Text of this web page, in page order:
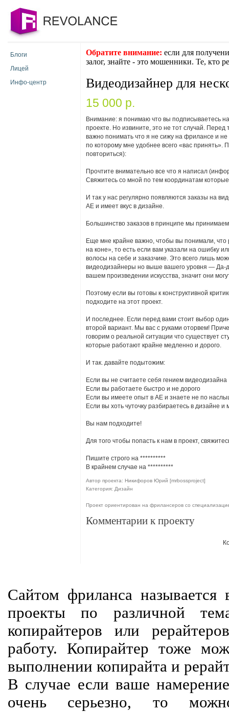
Блоги
Лицей
Инфо-центр
Обратите внимание: если для
залог, знайте - это мошенники. Те, кто
Видеодизайнер для
15 000 p.
Внимание: я понимаю что вы подписываетесь
проекте. Но извините, это не тот случай.
важно понимать что я не сижу на фрилансе и
по которому мне удобнее всего «вас принять».
повториться):
Прочтите внимательно все что я написал
Свяжитесь со мной по тем координатам
И так у нас регулярно появляются заказы на
AE и имеет вкус в дизайне.
Большинство заказов в принципе мы
Еще мне крайне важно, чтобы вы понимали, что
на коне», то есть если вам указали на ошибку
волосы на себе и заказчике. Это всего лишь
видеодизайнеры но выше вашего уровня — Да-
вашем произведении искусства, значит они
Поэтому если вы готовы к конструктивной
подходите на этот проект.
И последнее. Если перед вами стоит выбор
второй вариант. Мы вас с руками оторвем!
говорим о реальной ситуации что существует
которые работают крайне медленно и дорого.
И так. давайте подытожим:
Если вы не считаете себя гением видеодизайна
Если вы работаете быстро и не дорого
Если вы имеете опыт в АЕ и знаете не по
Если вы хоть чуточку разбираетесь в дизайне
Вы нам подходите!
Для того чтобы попасть к нам в проект,
Пишите строго на **********
В крайнем случае на **********
Автор проекта: Никифоров Юрий [mrbossproject]
Категория: Дизайн
Проект ориентирован на фрилансеров со
Комментарии к проекту
Сайтом фриланса называется
проекты по различной
копирайтеров или
работу. Копирайтер тоже
выполнении копирайта и
В случае если ваше
очень серьезно, то